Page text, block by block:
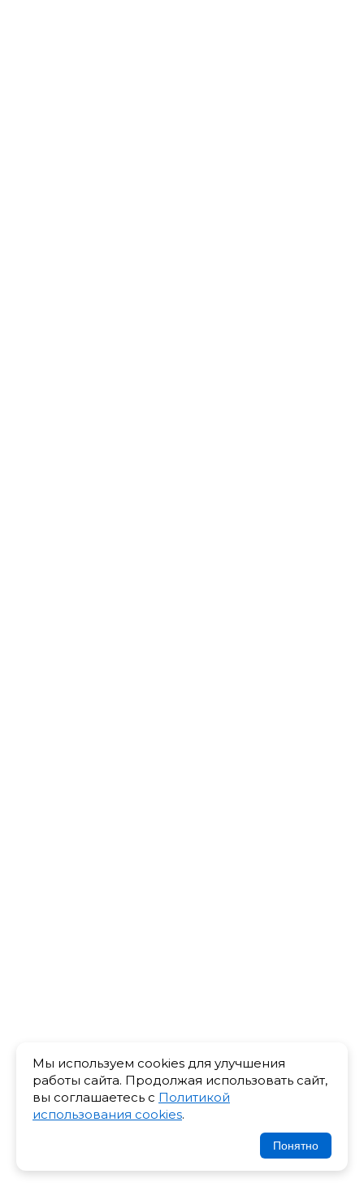
Мы используем cookies для улучшения
работы сайта. Продолжая использовать сайт,
вы соглашаетесь с Политикой
использования cookies.
Понятно